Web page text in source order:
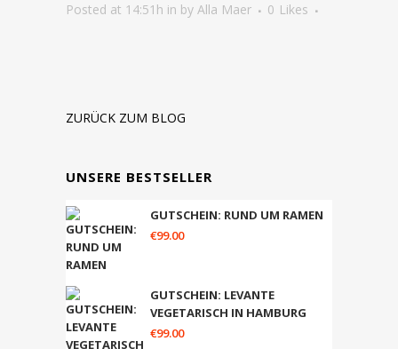
Posted at 14:51h in by Alla Maer 0 Likes
ZURÜCK ZUM BLOG
UNSERE BESTSELLER
GUTSCHEIN: RUND UM RAMEN
€99.00
GUTSCHEIN: LEVANTE
VEGETARISCH IN HAMBURG
€99.00